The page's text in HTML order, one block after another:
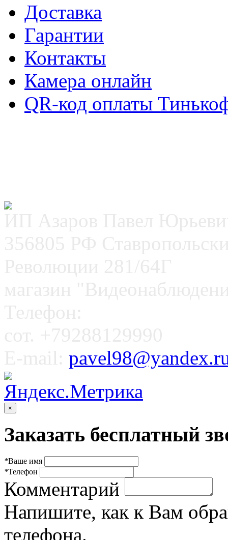
Доставка
Гарантии
Контакты
Камера онлайн
QR-код оплаты
×
Заказать бесплатный
*Ваше имя
*Телефон
Комментарий
Напишите, как к Вам
телефона.